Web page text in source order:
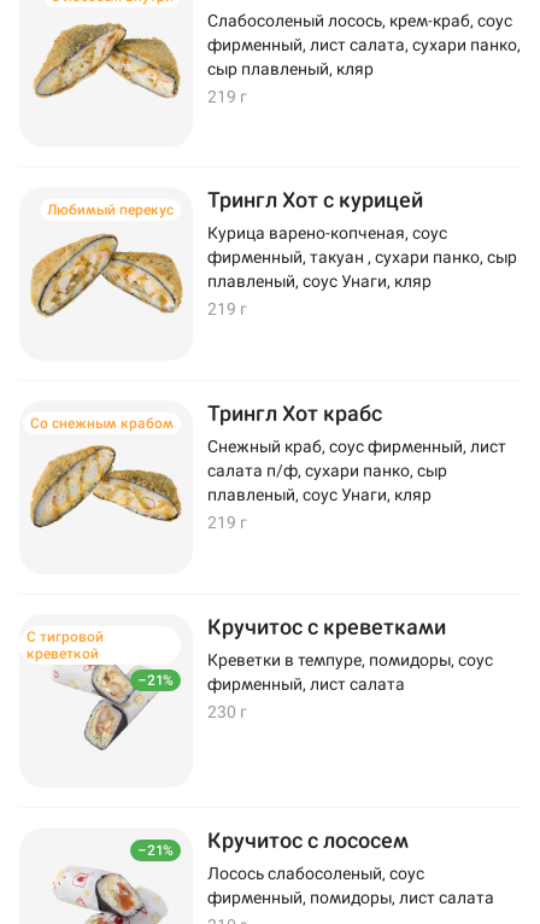
Слабосоленый лосось, крем-краб, соус
фирменный, лист салата, сухари панко,
сыр плавленый, кляр
219 г
Любимый перекус Трингл Хот с курицей
Курица варено-копченая, соус
фирменный, такуан , сухари панко, сыр
плавленый, соус Унаги, кляр
219 г
Со снежным крабом Трингл Хот крабс
Снежный краб, соус фирменный, лист
салата п/ф, сухари панко, сыр
плавленый, соус Унаги, кляр
219 г
–21%
С тигровой
креветкой
Кручитос с креветками
Креветки в темпуре, помидоры, соус
фирменный, лист салата
230 г
–21% Кручитос с лососем
Лосось слабосоленый, соус
фирменный, помидоры, лист салата